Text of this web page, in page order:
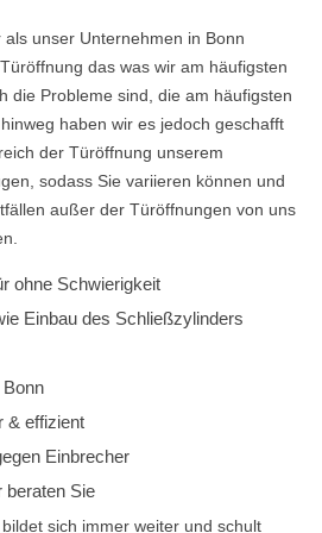
unser Unternehmen in Bonn
das was wir am häufigsten
die Probleme sind, die am häufigsten
haben wir es jedoch geschafft
der Türöffnung unserem
sodass Sie variieren können und
außer der Türöffnungen von uns
ohne Schwierigkeit
Einbau des Schließzylinders
& effizient
Einbrecher
beraten Sie
sich immer weiter und schult